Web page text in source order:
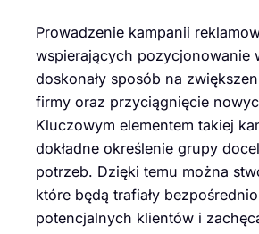
Prowadzenie kampanii
wspierających pozycjonowanie
doskonały sposób na
firmy oraz przyciągnięcie
Kluczowym elementem takiej
dokładne określenie grupy
potrzeb. Dzięki temu można
które będą trafiały
potencjalnych klientów i